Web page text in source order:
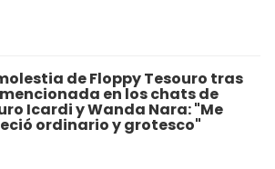
de Floppy Tesouro tras
en los chats de
Icardi y Wanda Nara: "Me
ordinario y grotesco"